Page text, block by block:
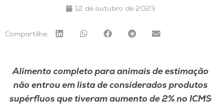
12 de outubro de 2023
Compartilhe:
Alimento completo para animais de estimação
não entrou em lista de considerados produtos
supérfluos que tiveram aumento de 2% no ICMS